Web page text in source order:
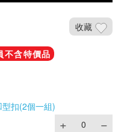
收藏
不含特價品
型扣(2個一組)